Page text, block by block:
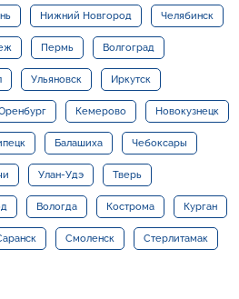
Нижний Новгород Челябинск
Пермь Волгоград
Ульяновск Иркутск
Кемерово Новокузнецк
Балашиха Чебоксары
Улан-Удэ Тверь
Вологда Кострома Курган
Смоленск Стерлитамак